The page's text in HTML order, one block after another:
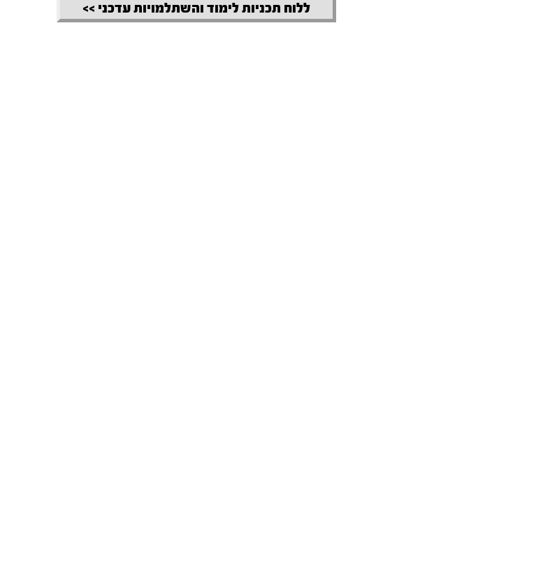
ללוח תכניות לימוד והשתלמויות עדכני >>